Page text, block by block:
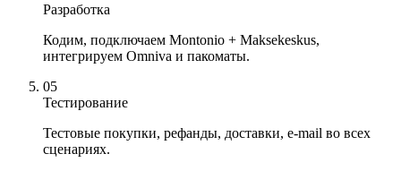
Разработка
Кодим, подключаем Montonio + Maksekeskus,
интегрируем Omniva и пакоматы.
05
Тестирование
Тестовые покупки, рефанды, доставки, e-mail во всех
сценариях.